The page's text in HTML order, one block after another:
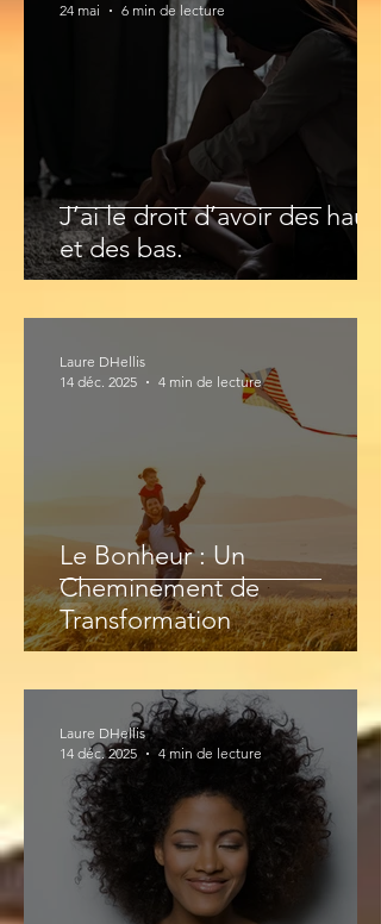
J’ai le droit d’avoir des hauts
et des bas.
24 mai
6 min de lecture
Le Bonheur : Un
Cheminement de
Transformation
Laure DHellis
14 déc. 2025
4 min de lecture
Laure DHellis
14 déc. 2025
4 min de lecture